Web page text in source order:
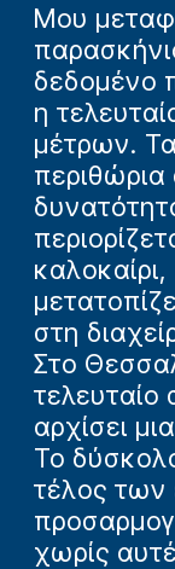
Μου
δεδομένο
η
μέτρων.
περιθώρια
στη
Στο
αρχίσει
Το
τέλος των
χωρίς